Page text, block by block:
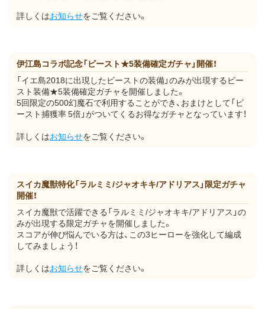
詳しくはお知らせをご覧ください。
伊江島コラボ記念「ビースト★5装備確定ガチャ」開催！
「イエ島2018に出現したビーストの装備」のみが出現するビー
スト装備★5装備確定ガチャを開催しました。
5回限定の500幻魔石で利用することができ、おまけとして「ビ
ースト捕獲率 5倍」がついてくるお得なガチャとなっています！
詳しくはお知らせをご覧ください。
スイカ魔獣特化「ラルミミ/ジャオキキ/アドリアス」限定ガチャ
開催！
スイカ魔獣で活躍できる「ラルミミ/ジャオキキ/アドリアス」の
みが出現する限定ガチャを開催しました。
スコアが伸び悩んでいる方は、この3ヒーローを強化して編成
してみましょう！
詳しくはお知らせをご覧ください。